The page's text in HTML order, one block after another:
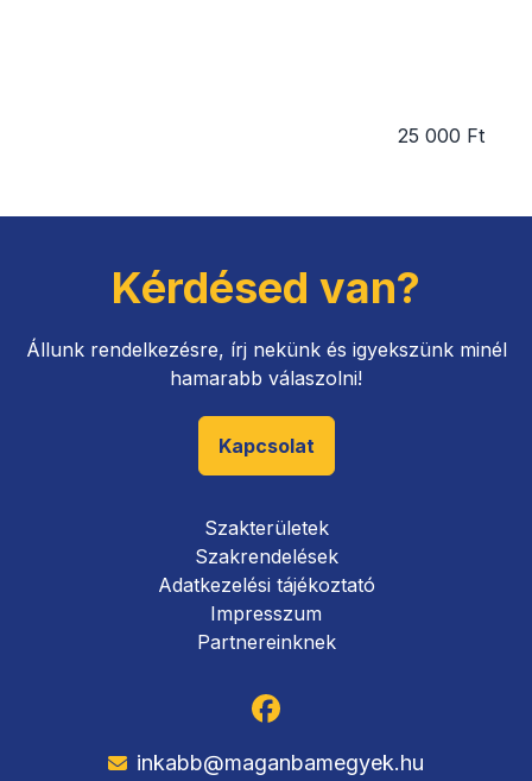
25 000 Ft
Kérdésed van?
Állunk rendelkezésre, írj nekünk és igyekszünk minél
hamarabb válaszolni!
Kapcsolat
Szakterületek
Szakrendelések
Adatkezelési tájékoztató
Impresszum
Partnereinknek
inkabb@maganbamegyek.hu